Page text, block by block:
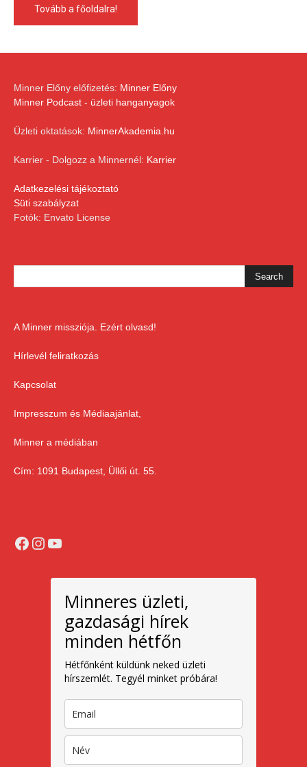
Tovább a főoldalra!
Minner Előny előfizetés: Minner Előny
Minner Podcast - üzleti hanganyagok
Üzleti oktatások: MinnerAkademia.hu
Karrier - Dolgozz a Minnernél: Karrier
Adatkezelési tájékoztató
Süti szabályzat
Fotók: Envato License
A Minner missziója. Ezért olvasd!
Hírlevél feliratkozás
Kapcsolat
Impresszum és Médiaajánlat,
Minner a médiában
Cím: 1091 Budapest, Üllői út. 55.
Facebook
Instagram
YouTube
Minneres üzleti,
gazdasági hírek
minden hétfőn
Hétfőnként küldünk neked üzleti
hírszemlét. Tegyél minket próbára!